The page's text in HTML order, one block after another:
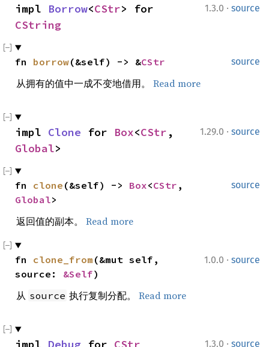
1.3.0 · source
impl Borrow<CStr
CString
source
fn borrow(&self) -> &CStr
从拥有的值中一成不变地借用。 Read more
1.29.0 · source
impl Clone for Box<CStr
Global>
source
fn clone (&self) -> Box<CStr
Global>
返回值的副本。 Read more
1.0.0 · source
fn clone_from (&mut self,
source: &Self)
从 source 执行复制分配。 Read more
1.3.0 · source